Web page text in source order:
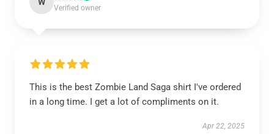
Verified owner
This is the best Zombie Land Saga shirt I've ordered
in a long time. I get a lot of compliments on it.
Apr 22, 2025